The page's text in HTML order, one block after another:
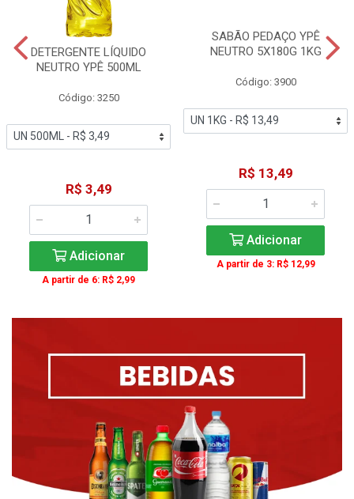
DETERGENTE LÍQUIDO
NEUTRO YPÊ 500ML
Código: 3250
R$ 3,49
Adicionar
A partir de 6: R$ 2,99
SABÃO PEDAÇO YPÊ
NEUTRO 5X180G 1KG
Código: 3900
R$ 13,49
Adicionar
A partir de 3: R$ 12,99